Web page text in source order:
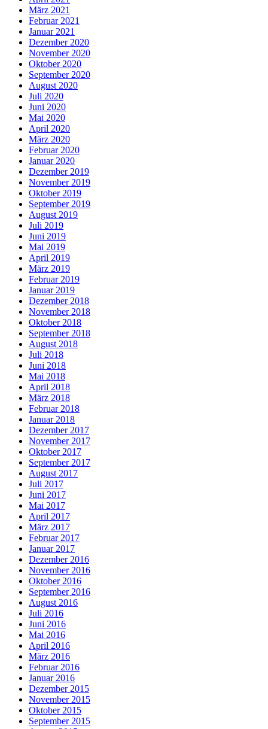
März 2021
Februar 2021
Januar 2021
Dezember 2020
November 2020
Oktober 2020
September 2020
August 2020
Juli 2020
Juni 2020
Mai 2020
April 2020
März 2020
Februar 2020
Januar 2020
Dezember 2019
November 2019
Oktober 2019
September 2019
August 2019
Juli 2019
Juni 2019
Mai 2019
April 2019
März 2019
Februar 2019
Januar 2019
Dezember 2018
November 2018
Oktober 2018
September 2018
August 2018
Juli 2018
Juni 2018
Mai 2018
April 2018
März 2018
Februar 2018
Januar 2018
Dezember 2017
November 2017
Oktober 2017
September 2017
August 2017
Juli 2017
Juni 2017
Mai 2017
April 2017
März 2017
Februar 2017
Januar 2017
Dezember 2016
November 2016
Oktober 2016
September 2016
August 2016
Juli 2016
Juni 2016
Mai 2016
April 2016
März 2016
Februar 2016
Januar 2016
Dezember 2015
November 2015
Oktober 2015
September 2015